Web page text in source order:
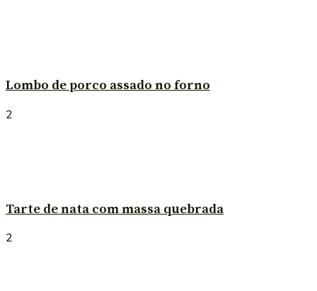
Lombo de porco assado no forno
2
Tarte de nata com massa quebrada
2